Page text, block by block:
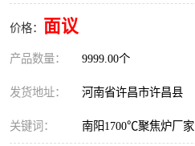
价格： 面议
产品数量： 9999.00个
发货地址： 河南省许昌市许昌县
关键词： 南阳1700℃聚焦炉厂家